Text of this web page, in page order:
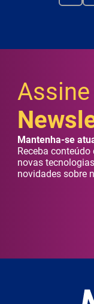
Mantenha-se
Receba
novas
novidades sobre